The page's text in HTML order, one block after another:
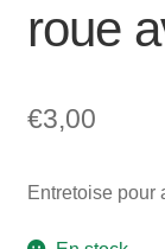
roue
€3,00
Entretoise pour